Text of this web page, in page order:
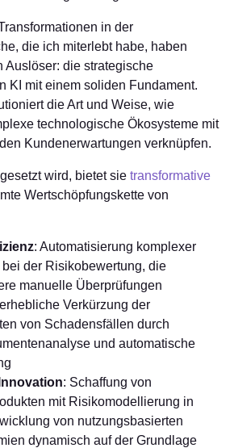
in der
die ich miterlebt habe, haben
Auslöser: die strategische
KI mit einem soliden Fundament.
die Art und Weise, wie
technologische Ökosysteme mit
Kundenerwartungen verknüpfen.
wird, bietet sie transformative
Wertschöpfungskette von
: Automatisierung komplexer
der Risikobewertung, die
manuelle Überprüfungen
Verkürzung der
von Schadensfällen durch
und automatische
: Schaffung von
mit Risikomodellierung in
von nutzungsbasierten
dynamisch auf der Grundlage